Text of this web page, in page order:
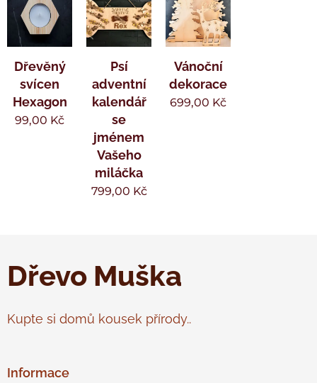
Dřevěný
svícen
Hexagon
99,00 Kč
Psí
adventní
kalendář
se
jménem
Vašeho
miláčka
799,00 Kč
Vánoční
dekorace
699,00 Kč
Dřevo Muška
Kupte si domů kousek přírody..
Informace